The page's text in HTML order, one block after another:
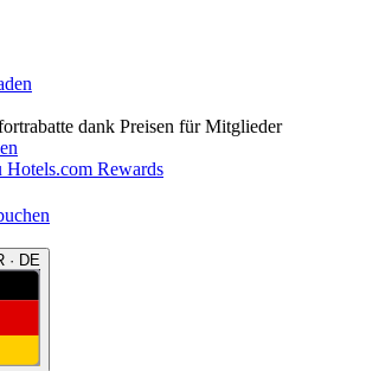
dank Preisen für Mitglieder
Hotels.com Rewards
· DE